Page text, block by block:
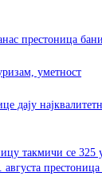
престоница
уметност
дају
такмичи се 325